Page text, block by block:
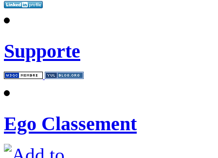
Supporte
Ego Classement